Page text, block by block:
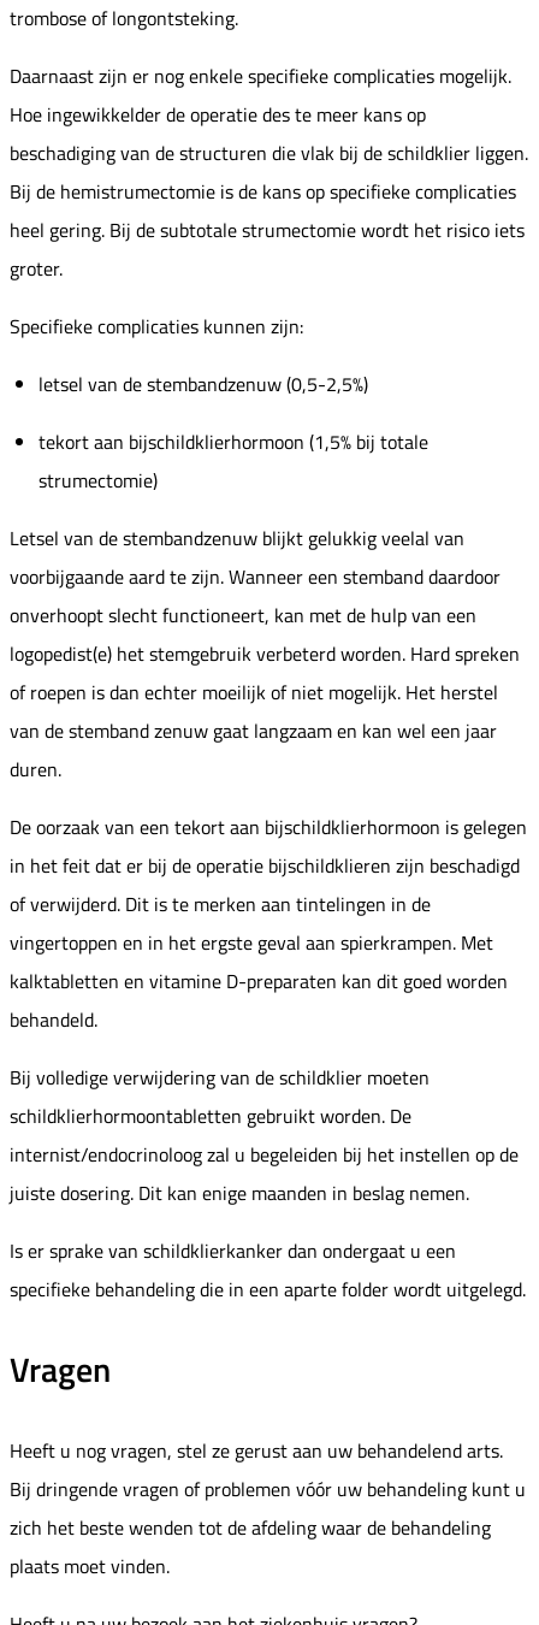
trombose of longontsteking.
Daarnaast zijn er nog enkele specifieke complicaties mogelijk.
Hoe ingewikkelder de operatie des te meer kans op
beschadiging van de structuren die vlak bij de schildklier liggen.
Bij de hemistrumectomie is de kans op specifieke complicaties
heel gering. Bij de subtotale strumectomie wordt het risico iets
groter.
Specifieke complicaties kunnen zijn:
letsel van de stembandzenuw (0,5-2,5%)
tekort aan bijschildklierhormoon (1,5% bij totale
strumectomie)
Letsel van de stembandzenuw blijkt gelukkig veelal van
voorbijgaande aard te zijn. Wanneer een stemband daardoor
onverhoopt slecht functioneert, kan met de hulp van een
logopedist(e) het stemgebruik verbeterd worden. Hard spreken
of roepen is dan echter moeilijk of niet mogelijk. Het herstel
van de stemband zenuw gaat langzaam en kan wel een jaar
duren.
De oorzaak van een tekort aan bijschildklierhormoon is gelegen
in het feit dat er bij de operatie bijschildklieren zijn beschadigd
of verwijderd. Dit is te merken aan tintelingen in de
vingertoppen en in het ergste geval aan spierkrampen. Met
kalktabletten en vitamine D-preparaten kan dit goed worden
behandeld.
Bij volledige verwijdering van de schildklier moeten
schildklierhormoontabletten gebruikt worden. De
internist/endocrinoloog zal u begeleiden bij het instellen op de
juiste dosering. Dit kan enige maanden in beslag nemen.
Is er sprake van schildklierkanker dan ondergaat u een
specifieke behandeling die in een aparte folder wordt uitgelegd.
Vragen
Heeft u nog vragen, stel ze gerust aan uw behandelend arts.
Bij dringende vragen of problemen vóór uw behandeling kunt u
zich het beste wenden tot de afdeling waar de behandeling
plaats moet vinden.